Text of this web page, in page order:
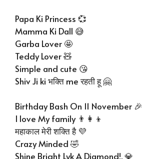
Papa Ki Princess 💞
Mamma Ki Dall 😅
Garba Lover 🤩
Teddy Lover 🧸
Simple and cute 😘
Shiv Ji ki भक्ति me रहती हू 🤗
Birthday Bash On 11 November 🎉
I love My family 👨‍👩‍👦
महाकाल मेरी शक्ति है 💜
Crazy Minded 🤣
Shine Bright Lyk A Diamond!. 💎